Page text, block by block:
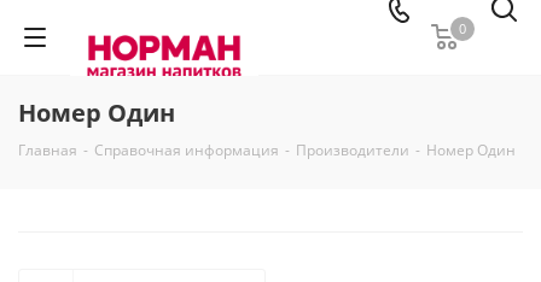
0
Номер Один
Главная - Справочная информация - Производители - Номер Один